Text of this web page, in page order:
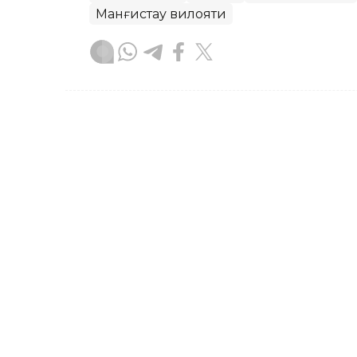
Манғистау вилояти